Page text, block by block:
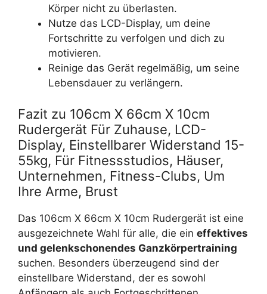
Körper nicht zu überlasten.
Nutze das LCD-Display, um deine
Fortschritte zu verfolgen und dich zu
motivieren.
Reinige das Gerät regelmäßig, um seine
Lebensdauer zu verlängern.
Fazit zu 106cm X 66cm X 10cm
Rudergerät Für Zuhause, LCD-
Display, Einstellbarer Widerstand 15-
55kg, Für Fitnessstudios, Häuser,
Unternehmen, Fitness-Clubs, Um
Ihre Arme, Brust
Das 106cm X 66cm X 10cm Rudergerät ist eine
ausgezeichnete Wahl für alle, die ein effektives
und gelenkschonendes Ganzkörpertraining
suchen. Besonders überzeugend sind der
einstellbare Widerstand, der es sowohl